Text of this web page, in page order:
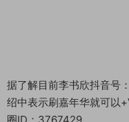
据了解目前李书欣抖音号
绍中表示刷嘉年华就可以